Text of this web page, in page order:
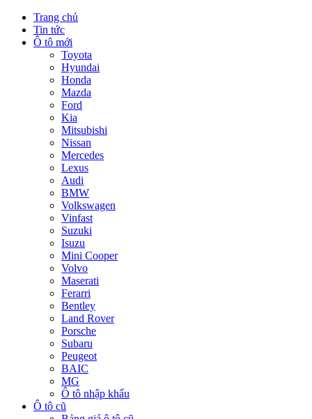
Trang chủ
Tin tức
Ô tô mới
Toyota
Hyundai
Honda
Mazda
Ford
Kia
Mitsubishi
Nissan
Mercedes
Lexus
Audi
BMW
Volkswagen
Vinfast
Suzuki
Isuzu
Mini Cooper
Volvo
Maserati
Ferarri
Bentley
Land Rover
Porsche
Subaru
Peugeot
BAIC
MG
Ô tô nhập khẩu
Ô tô cũ